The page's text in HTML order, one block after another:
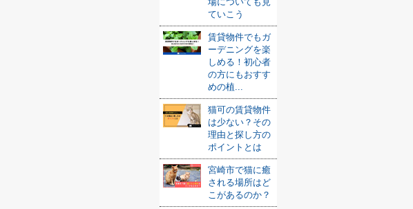
ていこう
賃貸物件でもガ
ーデニングを楽
しめる！初心者
の方にもおすす
めの植...
猫可の賃貸物件
は少ない？その
理由と探し方の
ポイントとは
宮崎市で猫に癒
される場所はど
こがあるのか？